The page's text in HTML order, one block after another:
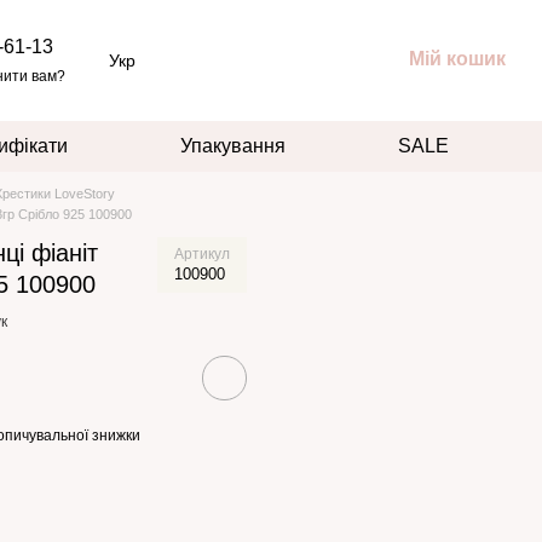
13
вам?
Укр Мій кошик
Упакування SALE
LoveStory
Срібло 925 100900
фіаніт
100900
Артикул
100900
знижки